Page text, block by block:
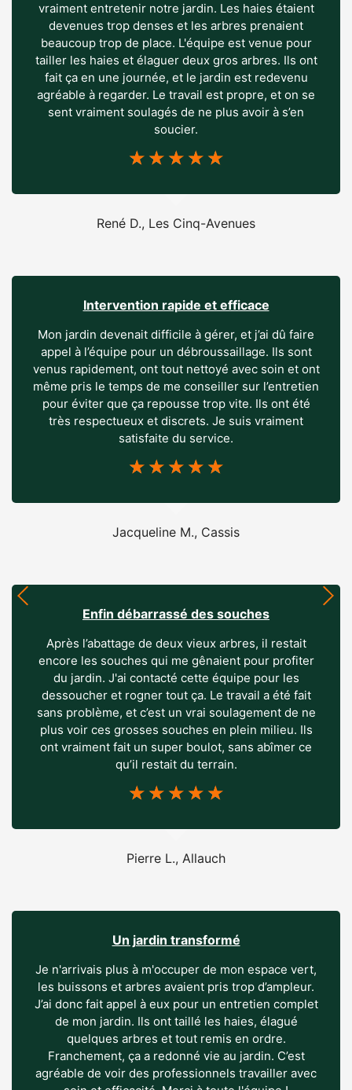
René D., Les Cinq-Avenues
vraiment entretenir notre jardin. Les haies étaient
devenues trop denses et les arbres prenaient
beaucoup trop de place. L'équipe est venue pour
tailler les haies et élaguer deux gros arbres. Ils ont
fait ça en une journée, et le jardin est redevenu
agréable à regarder. Le travail est propre, et on se
sent vraiment soulagés de ne plus avoir à s’en
soucier.
☆ ☆ ☆ ☆ ☆
Jacqueline M., Cassis
Intervention rapide et efficace
Mon jardin devenait difficile à gérer, et j’ai dû faire
appel à l’équipe pour un débroussaillage. Ils sont
venus rapidement, ont tout nettoyé avec soin et ont
même pris le temps de me conseiller sur l’entretien
pour éviter que ça repousse trop vite. Ils ont été
très respectueux et discrets. Je suis vraiment
satisfaite du service.
☆ ☆ ☆ ☆ ☆
Pierre L., Allauch
Enfin débarrassé des souches
Après l’abattage de deux vieux arbres, il restait
encore les souches qui me gênaient pour profiter
du jardin. J'ai contacté cette équipe pour les
dessoucher et rogner tout ça. Le travail a été fait
sans problème, et c’est un vrai soulagement de ne
plus voir ces grosses souches en plein milieu. Ils
ont vraiment fait un super boulot, sans abîmer ce
qu’il restait du terrain.
☆ ☆ ☆ ☆ ☆
Un jardin transformé
Je n'arrivais plus à m'occuper de mon espace vert,
les buissons et arbres avaient pris trop d’ampleur.
J’ai donc fait appel à eux pour un entretien complet
de mon jardin. Ils ont taillé les haies, élagué
quelques arbres et tout remis en ordre.
Franchement, ça a redonné vie au jardin. C’est
agréable de voir des professionnels travailler avec